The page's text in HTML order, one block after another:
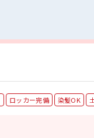
ロッカー完備 染髪OK